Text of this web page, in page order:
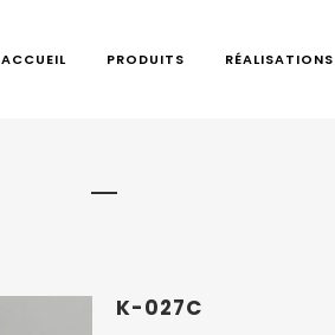
ACCUEIL PRODUITS RÉALISATIONS
K-027C